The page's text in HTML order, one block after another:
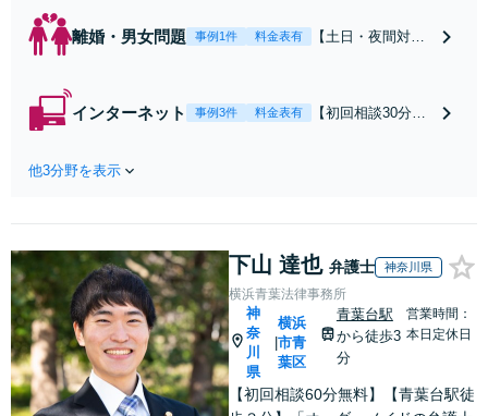
離婚・男女問題 事例1件 料金表有
【土日・夜間対応
れたら、サインす
負担を軽減「弁護
士の交渉で慰謝料
金額アップ／減額
交渉も対応可」
【完全個室対応】
インターネット 事例3件 料金表有
【初回相談30分無
報開示請求をおこ
お店の風評被害対
策／売り上げ低下
防止のために尽
力」加害者側の対
応可：開示請求の
きの対処法、被害
他3分野を表示
下山 達也 弁護士 神奈川県
横浜青葉法律事務所
神
奈
川
県
横浜
市青
葉区
青葉台駅
から徒歩3
分
営業時間：
本日定休日
【初回相談60分無料】【青葉台駅徒